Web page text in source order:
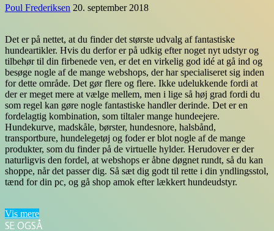
Poul Frederiksen 20. september 2018
Det er på nettet, at du finder det største udvalg af fantastiske
hundeartikler. Hvis du derfor er på udkig efter noget nyt udstyr og
tilbehør til din firbenede ven, er det en virkelig god idé at gå ind og
besøge nogle af de mange webshops, der har specialiseret sig inden
for dette område. Det gør flere og flere. Ikke udelukkende fordi at
der er meget mere at vælge mellem, men i lige så høj grad fordi du
som regel kan gøre nogle fantastiske handler derinde. Det er en
fordelagtig kombination, som tiltaler mange hundeejere.
Hundekurve, madskåle, børster, hundesnore, halsbånd,
transportbure, hundelegetøj og foder er blot nogle af de mange
produkter, som du finder på de virtuelle hylder. Herudover er der
naturligvis den fordel, at webshops er åbne døgnet rundt, så du kan
shoppe, når det passer dig. Så sæt dig godt til rette i din yndlingsstol,
tænd for din pc, og gå shop amok efter lækkert hundeudstyr.
Vis mere
SE OGSÅ